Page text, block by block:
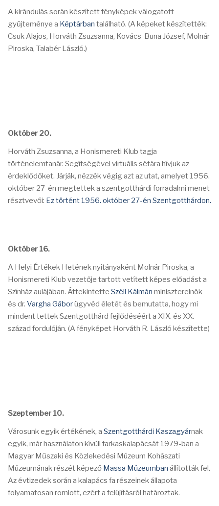
A kirándulás során készített fényképek válogatott
gyűjteménye a Képtárban található. (A képeket készítették:
Csuk Alajos, Horváth Zsuzsanna, Kovács-Buna József, Molnár
Piroska, Talabér László.)
Október 20.
Horváth Zsuzsanna, a Honismereti Klub tagja
történelemtanár. Segítségével virtuális sétára hívjuk az
érdeklődőket. Járják, nézzék végig azt az utat, amelyet 1956.
október 27-én megtettek a szentgotthárdi forradalmi menet
résztvevői: Ez történt 1956. október 27-én Szentgotthárdon.
Október 16.
A Helyi Értékek Hetének nyitányaként Molnár Piroska, a
Honismereti Klub vezetője tartott vetített képes előadást a
Színház aulájában. Áttekintette Széll Kálmán miniszterelnök
és dr. Vargha Gáborügyvéd életét és bemutatta, hogy mi
mindent tettek Szentgotthárd fejlődéséért a XIX. és XX.
század fordulóján. (A fényképet Horváth R. László készítette)
Szeptember 10.
Városunk egyik értékének, a Szentgotthárdi Kaszagyárnak
egyik, már használaton kívüli farkaskalapácsát 1979-ban a
Magyar Műszaki és Közlekedési Múzeum Kohászati
Múzeumának részét képező Massa Múzeumban állították fel.
Az évtizedek során a kalapács fa részeinek állapota
folyamatosan romlott, ezért a felújításról határoztak.